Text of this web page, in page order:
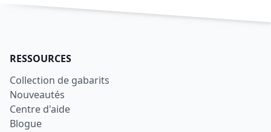
RESSOURCES
Collection de gabarits
Nouveautés
Centre d'aide
Blogue